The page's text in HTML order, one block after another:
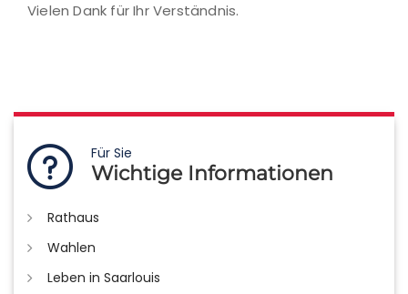
Vielen Dank für Ihr Verständnis.
Für Sie
Wichtige Informationen
Rathaus
Wahlen
Leben in Saarlouis